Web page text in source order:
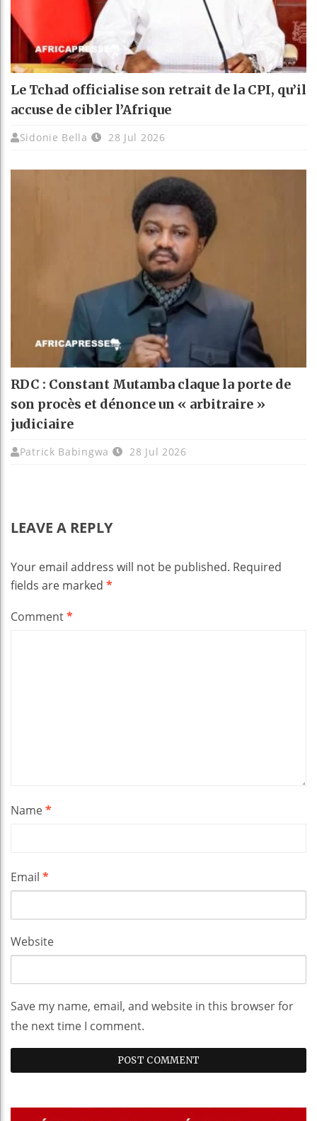
Le Tchad officialise son retrait de la CPI, qu’il
accuse de cibler l’Afrique
Sidonie Bella 28 Jul 2026
RDC : Constant Mutamba claque la porte de
son procès et dénonce un « arbitraire »
judiciaire
Patrick Babingwa 28 Jul 2026
LEAVE A REPLY
Your email address will not be published. Required
fields are marked *
Comment*
Name*
Email *
Website
Save my name, email, and website in this browser for
the next time I comment.